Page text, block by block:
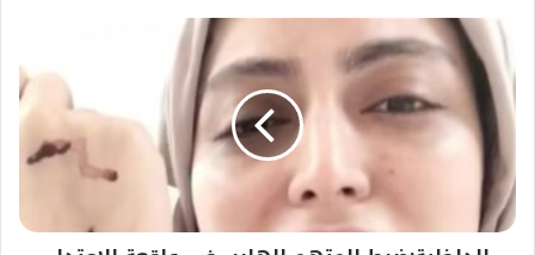
العامة
2026
الداخلية:ضبط
المتهم
الهارب
في
واقعة
الاعتداء
على
طبيبة
شبرا